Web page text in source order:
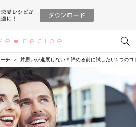
恋愛レシピ
チ 片思いが進展しない！諦める前に試したい5つのコ